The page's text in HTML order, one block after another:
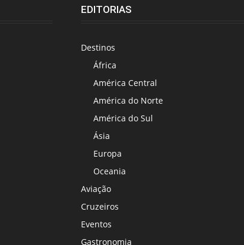
EDITORIAS
Destinos
África
América Central
América do Norte
América do Sul
Ásia
Europa
Oceania
Aviação
Cruzeiros
Eventos
Gastronomia